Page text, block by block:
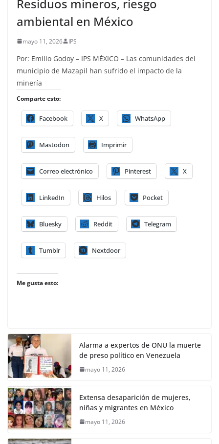
Residuos mineros, riesgo
ambiental en México
mayo 11, 2026 IPS
Por: Emilio Godoy – IPS MÉXICO – Las comunidades del
municipio de Mazapil han sufrido el impacto de la
minería
Comparte esto:
Facebook X WhatsApp
Mastodon Imprimir
Correo electrónico Pinterest X
LinkedIn Hilos Pocket
Bluesky Reddit Telegram
Tumblr Nextdoor
Me gusta esto:
Alarma a expertos de ONU la muerte
de preso político en Venezuela
mayo 11, 2026
Extensa desaparición de mujeres,
niñas y migrantes en México
mayo 11, 2026